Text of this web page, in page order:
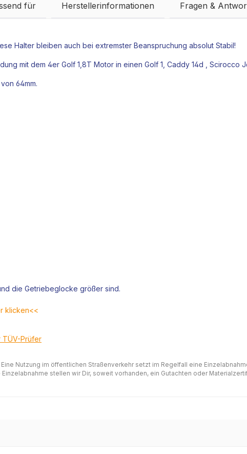
für Herstellerinformationen Fragen &
Halter bleiben auch bei extremster Beanspruchung absolut Stabil!
mit dem 4er Golf 1,8T Motor in einen Golf 1, Caddy 14d , Scirocco
64mm.
die Getriebeglocke größer sind.
klicken<<
TÜV-Prüfer
Nutzung im öffentlichen Straßenverkehr setzt im Regelfall eine
stellen wir Dir, soweit vorhanden, ein Gutachten oder